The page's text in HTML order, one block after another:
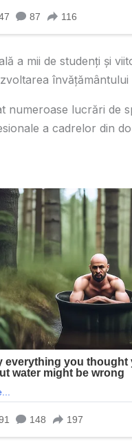
a mii de studenți și
învățământului
numeroase lucrări de
a cadrelor din